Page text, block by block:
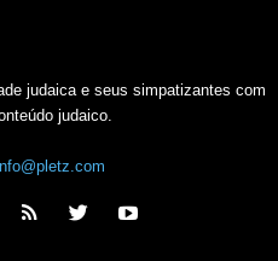
judaica e seus simpatizantes com
judaico.